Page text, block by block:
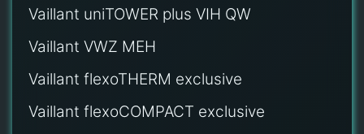
Vaillant uniTOWER plus VIH QW
Vaillant VWZ MEH
Vaillant flexoTHERM exclusive
Vaillant flexoCOMPACT exclusive